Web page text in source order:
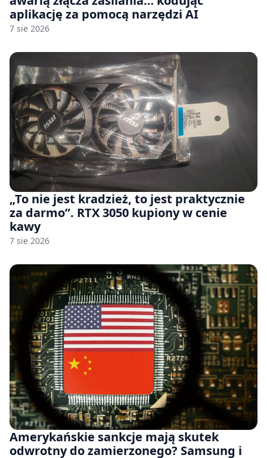
aplikację za pomocą narzędzi AI
7 sie 2026
„To nie jest kradzież, to jest praktycznie
za darmo”. RTX 3050 kupiony w cenie
kawy
7 sie 2026
Amerykańskie sankcje mają skutek
odwrotny do zamierzonego? Samsung i